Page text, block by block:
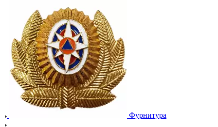
Фурнитура